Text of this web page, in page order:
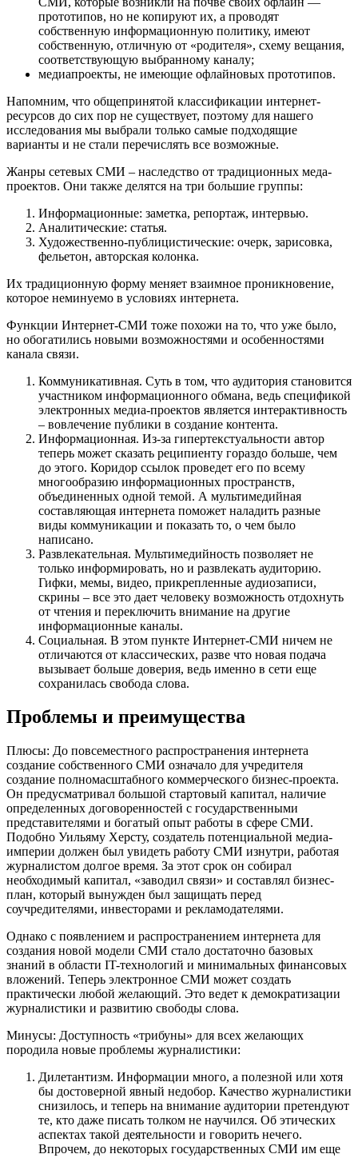
прототипов, но не копируют их, а проводят
собственную информационную политику, имеют
собственную, отличную от «родителя», схему вещания,
соответствующую выбранному каналу;
медиапроекты, не имеющие офлайновых прототипов.
Напомним, что общепринятой классификации интернет-
ресурсов до сих пор не существует, поэтому для нашего
исследования мы выбрали только самые подходящие
варианты и не стали перечислять все возможные.
Жанры сетевых СМИ – наследство от традиционных меда-
проектов. Они также делятся на три большие группы:
Информационные: заметка, репортаж, интервью.
Аналитические: статья.
Художественно-публицистические: очерк, зарисовка,
фельетон, авторская колонка.
Их традиционную форму меняет взаимное проникновение,
которое неминуемо в условиях интернета.
Функции Интернет-СМИ тоже похожи на то, что уже было,
но обогатились новыми возможностями и особенностями
канала связи.
Коммуникативная. Суть в том, что аудитория становится
участником информационного обмана, ведь спецификой
электронных медиа-проектов является интерактивность
– вовлечение публики в создание контента.
Информационная. Из-за гипертекстуальности автор
теперь может сказать реципиенту гораздо больше, чем
до этого. Коридор ссылок проведет его по всему
многообразию информационных пространств,
объединенных одной темой. А мультимедийная
составляющая интернета поможет наладить разные
виды коммуникации и показать то, о чем было
написано.
Развлекательная. Мультимедийность позволяет не
только информировать, но и развлекать аудиторию.
Гифки, мемы, видео, прикрепленные аудиозаписи,
скрины – все это дает человеку возможность отдохнуть
от чтения и переключить внимание на другие
информационные каналы.
Социальная. В этом пункте Интернет-СМИ ничем не
отличаются от классических, разве что новая подача
вызывает больше доверия, ведь именно в сети еще
сохранилась свобода слова.
Проблемы и преимущества
Плюсы: До повсеместного распространения интернета
создание собственного СМИ означало для учредителя
создание полномасштабного коммерческого бизнес-проекта.
Он предусматривал большой стартовый капитал, наличие
определенных договоренностей с государственными
представителями и богатый опыт работы в сфере СМИ.
Подобно Уильяму Херсту, создатель потенциальной медиа-
империи должен был увидеть работу СМИ изнутри, работая
журналистом долгое время. За этот срок он собирал
необходимый капитал, «заводил связи» и составлял бизнес-
план, который вынужден был защищать перед
соучредителями, инвесторами и рекламодателями.
Однако с появлением и распространением интернета для
создания новой модели СМИ стало достаточно базовых
знаний в области IT-технологий и минимальных финансовых
вложений. Теперь электронное СМИ может создать
практически любой желающий. Это ведет к демократизации
журналистики и развитию свободы слова.
Минусы: Доступность «трибуны» для всех желающих
породила новые проблемы журналистики:
Дилетантизм. Информации много, а полезной или хотя
бы достоверной явный недобор. Качество журналистики
снизилось, и теперь на внимание аудитории претендуют
те, кто даже писать толком не научился. Об этических
аспектах такой деятельности и говорить нечего.
Впрочем, до некоторых государственных СМИ им еще